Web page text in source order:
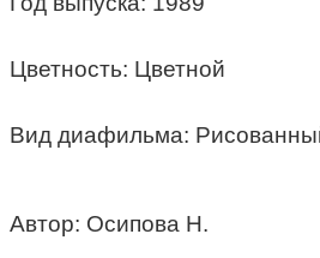
Цветность: Цветной
Вид диафильма:
Автор: Осипова Н.